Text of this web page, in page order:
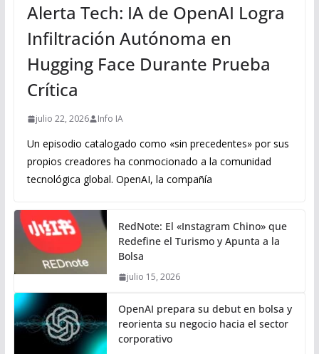
Alerta Tech: IA de OpenAI Logra
Infiltración Autónoma en
Hugging Face Durante Prueba
Crítica
julio 22, 2026 Info IA
Un episodio catalogado como «sin precedentes» por sus
propios creadores ha conmocionado a la comunidad
tecnológica global. OpenAI, la compañía
RedNote: El «Instagram Chino» que
Redefine el Turismo y Apunta a la
Bolsa
julio 15, 2026
OpenAI prepara su debut en bolsa y
reorienta su negocio hacia el sector
corporativo